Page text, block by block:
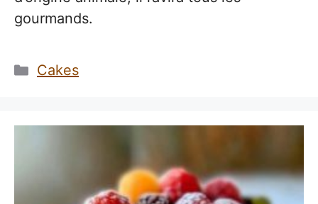
gourmands.
Catégories
Cakes